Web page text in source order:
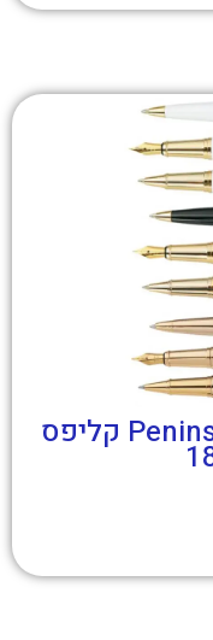
סדרת עטי פנינסולה Peninsula קליפס